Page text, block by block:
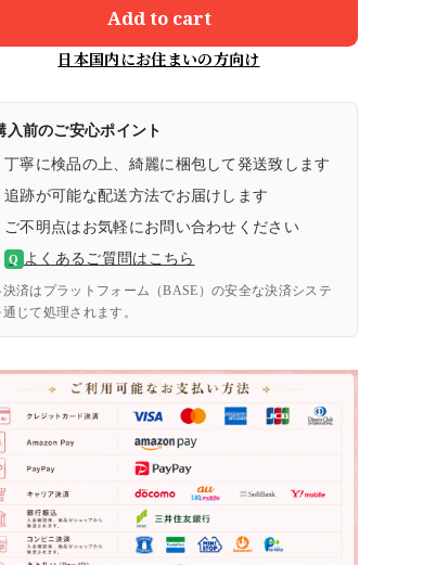
Add to cart
日本国内にお住まいの方向け
入前のご安心ポイント
丁寧に検品の上、綺麗に梱包して発送致します
追跡が可能な配送方法でお届けします
ご不明点はお気軽にお問い合わせください
Q よくあるご質問はこちら
済はプラットフォーム（BASE）の安全な決済システ
じて処理されます。